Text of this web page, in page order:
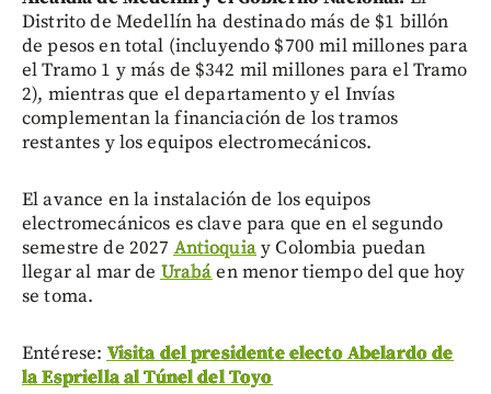
Distrito de Medellín ha destinado más de $1 billón
de pesos en total (incluyendo $700 mil millones para
el Tramo 1 y más de $342 mil millones para el Tramo
2), mientras que el departamento y el Invías
complementan la financiación de los tramos
restantes y los equipos electromecánicos.
El avance en la instalación de los equipos
electromecánicos es clave para que en el segundo
semestre de 2027 Antioquiay Colombia puedan
llegar al mar de Urabáen menor tiempo del que hoy
se toma.
Entérese: Visita del presidente electo Abelardo de
la Espriella al Túnel del Toyo